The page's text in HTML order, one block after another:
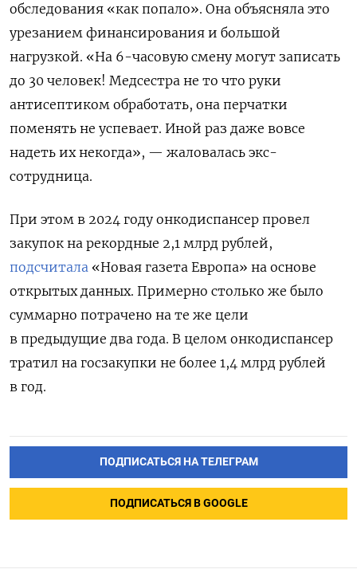
обследования «как попало». Она объясняла это
урезанием финансирования и большой
нагрузкой. «На 6-часовую смену могут записать
до 30 человек! Медсестра не то что руки
антисептиком обработать, она перчатки
поменять не успевает. Иной раз даже вовсе
надеть их некогда», — жаловалась экс-
сотрудница.
При этом в 2024 году онкодиспансер провел
закупок на рекордные 2,1 млрд рублей,
подсчитала «Новая газета Европа» на основе
открытых данных. Примерно столько же было
суммарно потрачено на те же цели
в предыдущие два года. В целом онкодиспансер
тратил на госзакупки не более 1,4 млрд рублей
в год.
ПОДПИСАТЬСЯ НА ТЕЛЕГРАМ
ПОДПИСАТЬСЯ В GOOGLE